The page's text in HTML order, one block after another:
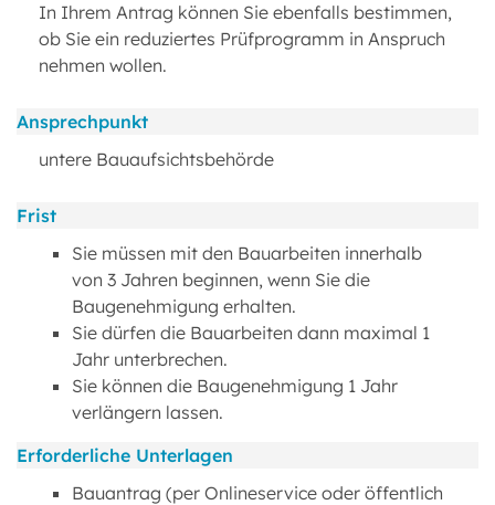
In Ihrem Antrag können Sie ebenfalls bestimmen,
ob Sie ein reduziertes Prüfprogramm in Anspruch
nehmen wollen.
Ansprechpunkt
untere Bauaufsichtsbehörde
Frist
Sie müssen mit den Bauarbeiten innerhalb
von 3 Jahren beginnen, wenn Sie die
Baugenehmigung erhalten.
Sie dürfen die Bauarbeiten dann maximal 1
Jahr unterbrechen.
Sie können die Baugenehmigung 1 Jahr
verlängern lassen.
Erforderliche Unterlagen
Bauantrag (per Onlineservice oder öffentlich